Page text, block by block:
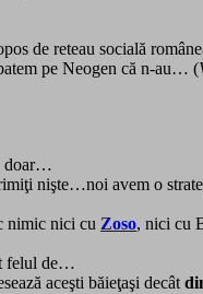
de reteau socială
pe Neogen că n-au… (
doar…
nişte…noi avem o
nimic nici cu Zoso, nici cu
felul de…
aceşti băieţaşi decât